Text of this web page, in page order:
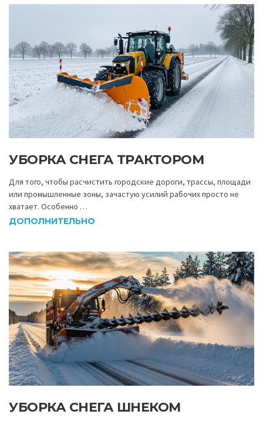
УБОРКА СНЕГА ТРАКТОРОМ
Для того, чтобы расчистить городские дороги, трассы, площади
или промышленные зоны, зачастую усилий рабочих просто не
хватает. Особенно …
ДОПОЛНИТЕЛЬНО
УБОРКА СНЕГА ШНЕКОМ